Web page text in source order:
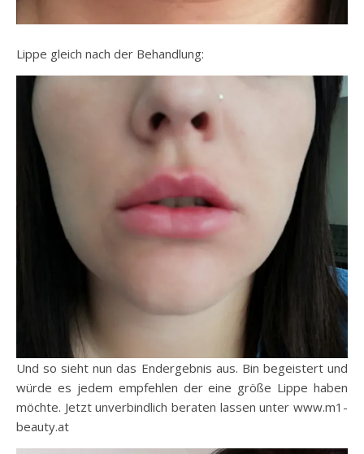
Lippe gleich nach der Behandlung:
Und so sieht nun das Endergebnis aus. Bin begeistert und
würde es jedem empfehlen der eine größe Lippe haben
möchte. Jetzt unverbindlich beraten lassen unter www.m1-
beauty.at